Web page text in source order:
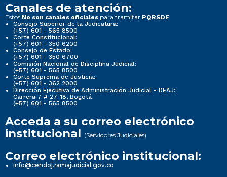
Canales de atención:
Estos No son canales oficiales para tramitar PQRSDF
Consejo Superior de la Judicatura:
(+57) 601 - 565 8500
Corte Constitucional:
(+57) 601 - 350 6200
Consejo de Estado:
(+57) 601 - 350 6700
Comisión Nacional de Disciplina Judicial:
(+57) 601 - 565 8500
Corte Suprema de Justicia:
(+57) 601 - 362 2000
Dirección Ejecutiva de Administración Judicial - DEAJ:
Carrera 7 # 27-18, Bogotá
(+57) 601 - 565 8500
Acceda a su correo electrónico
institucional (Servidores Judiciales)
Correo electrónico institucional:
info@cendoj.ramajudicial.gov.co